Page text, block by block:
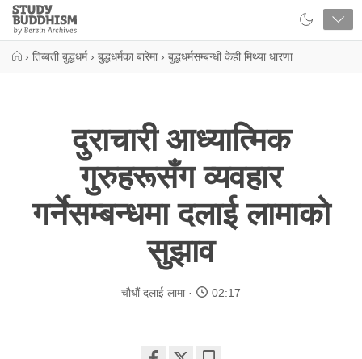
Close
Study
Buddhism
› तिब्बती बुद्धधर्म › बुद्धधर्मका बारेमा › बुद्धधर्मसम्बन्धी केही मिथ्या धारणा
दुराचारी आध्यात्मिक
गुरुहरूसँग व्यवहार
गर्नेसम्बन्धमा दलाई लामाको
सुझाव
चौधौं दलाई लामा 02:17